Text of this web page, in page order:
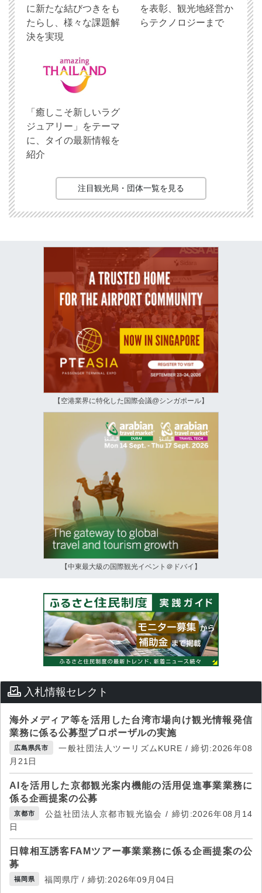
に新たな結びつきをも
たらし、様々な課題解
決を実現
を表彰、観光地経営か
らテクノロジーまで
「癒しこそ新しいラグ
ジュアリー」をテーマ
に、タイの最新情報を
紹介
注目観光局・団体一覧を見る
【空港業界に特化した国際会議@シンガポール】
【中東最大級の国際観光イベント＠ドバイ】
入札情報セレクト
海外メディア等を活用した台湾市場向け観光情報発信
業務に係る公募型プロポーザルの実施
広島県呉市
一般社団法人ツーリズムKURE / 締切:2026年08
月21日
AIを活用した京都観光案内機能の活用促進事業業務に
係る企画提案の公募
京都市
公益社団法人京都市観光協会 / 締切:2026年08月14
日
日韓相互誘客FAMツアー事業業務に係る企画提案の公
募
福岡県 福岡県庁 / 締切:2026年09月04日